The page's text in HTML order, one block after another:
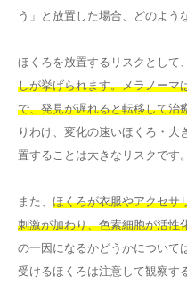
う」と放置した場合、どのよう
ほくろを放置するリスクとして
しが挙げられます。メラノーマ
で、発見が遅れると転移して治
りわけ、変化の速いほくろ・大
置することは大きなリスクです。
また、 ほくろが衣服やアクセサ
刺激が加わり、色素細胞が活性
の一因になるかどうかについて
受けるほくろは注意して観察す